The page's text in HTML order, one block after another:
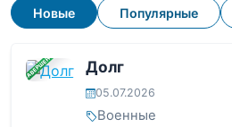
Новые Популярные
ЗАВЕРШЕНА Долг
05.07.2026
Военные